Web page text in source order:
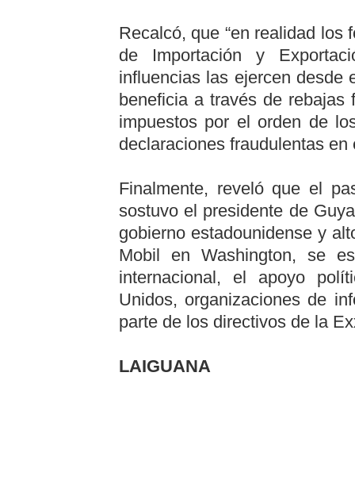
Recalcó, que “en realidad los
de Importación y
influencias las ejercen desde
beneficia a través de
impuestos por el orden de
declaraciones fraudulentas en
Finalmente, reveló que el
sostuvo el presidente de
gobierno estadounidense y
Mobil en Washington, se
internacional, el apoyo
Unidos, organizaciones de
parte de los directivos de la
LAIGUANA